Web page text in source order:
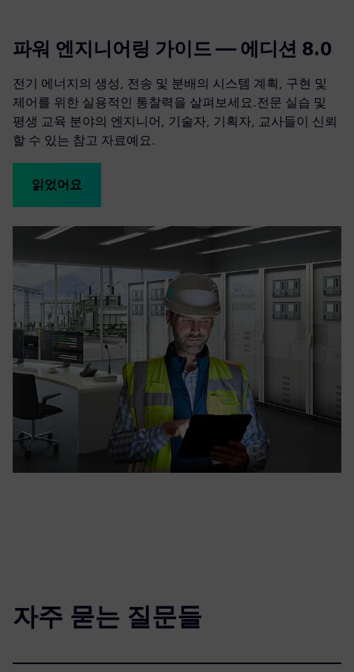
파워 엔지니어링 가이드 — 에디션 8.0
전기 에너지의 생성, 전송 및 분배의 시스템 계획, 구현 및
제어를 위한 실용적인 통찰력을 살펴보세요.전문 실습 및
평생 교육 분야의 엔지니어, 기술자, 기획자, 교사들이 신뢰
할 수 있는 참고 자료예요.
읽었어요
자주 묻는 질문들